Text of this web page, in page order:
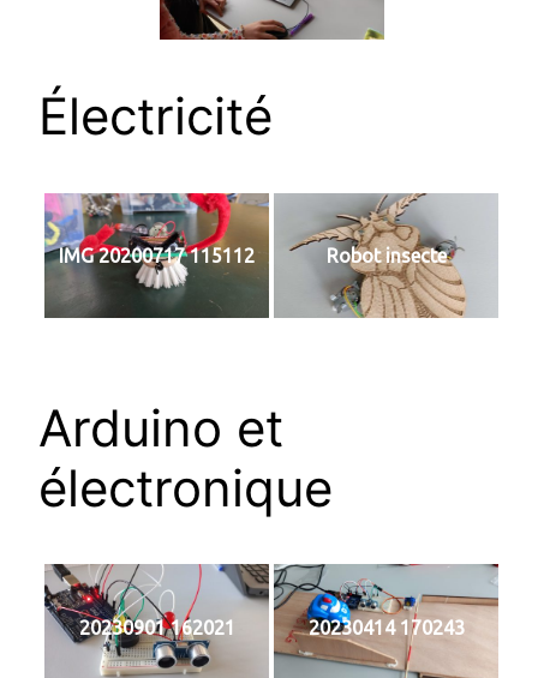
Électricité
IMG 20200717 115112 Robot insecte
Arduino et
électronique
20230901 162021 20230414 170243